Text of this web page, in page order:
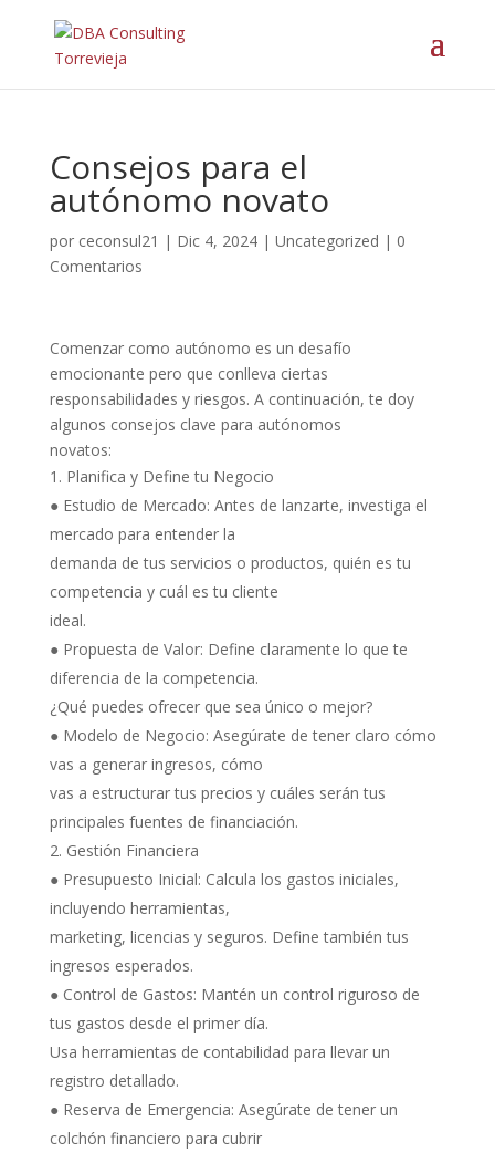
Consejos para el
autónomo novato
por ceconsul21 | Dic 4, 2024| Uncategorized | 0
Comentarios
Comenzar como autónomo es un desafío
emocionante pero que conlleva ciertas
responsabilidades y riesgos. A continuación, te doy
algunos consejos clave para autónomos
novatos:
Planifica y Define tu Negocio
● Estudio de Mercado: Antes de lanzarte, investiga el
mercado para entender la
demanda de tus servicios o productos, quién es tu
competencia y cuál es tu cliente
ideal.
● Propuesta de Valor: Define claramente lo que te
diferencia de la competencia.
¿Qué puedes ofrecer que sea único o mejor?
● Modelo de Negocio: Asegúrate de tener claro cómo
vas a generar ingresos, cómo
vas a estructurar tus precios y cuáles serán tus
principales fuentes de financiación.
Gestión Financiera
● Presupuesto Inicial: Calcula los gastos iniciales,
incluyendo herramientas,
marketing, licencias y seguros. Define también tus
ingresos esperados.
● Control de Gastos: Mantén un control riguroso de
tus gastos desde el primer día.
Usa herramientas de contabilidad para llevar un
registro detallado.
● Reserva de Emergencia: Asegúrate de tener un
colchón financiero para cubrir